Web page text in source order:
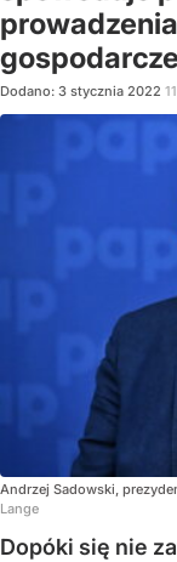
Dodano: 3 stycznia 2022
Andrzej Sadowski,
Lange
Dopóki się nie